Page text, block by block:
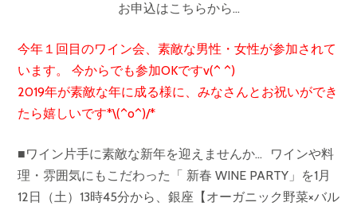
お申込はこちらから…
今年１回目のワイン会、素敵な男性・女性が参加されて
います。 今からでも参加OKですv(^ ^)
2019年が素敵な年に成る様に、みなさんとお祝いができ
たら嬉しいです*\(^o^)/*
■ワイン片手に素敵な新年を迎えませんか… ワインや料
理・雰囲気にもこだわった「 新春 WINE PARTY」を1月
12日（土）13時45分から、銀座【オーガニック野菜×バル